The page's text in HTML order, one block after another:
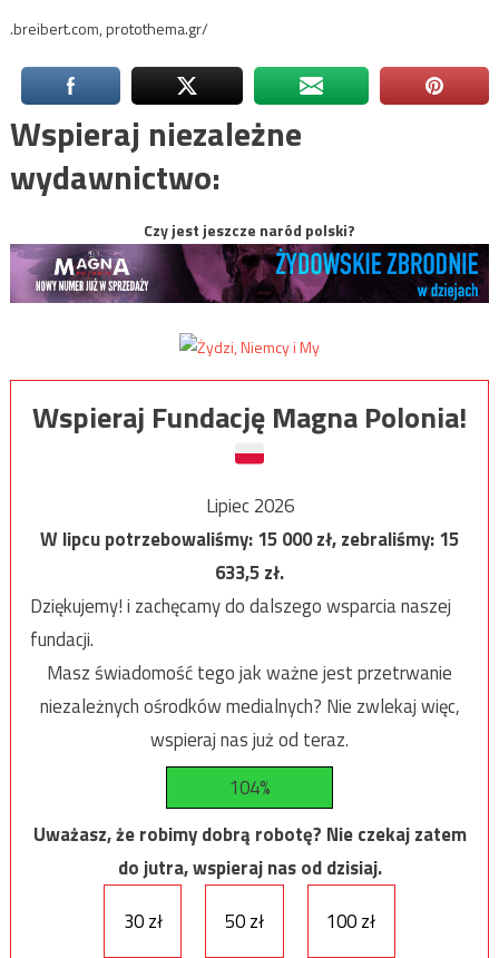
.breibert.com, protothema.gr/
Wspieraj niezależne
wydawnictwo:
Czy jest jeszcze naród polski?
Wspieraj Fundację Magna Polonia!
Lipiec 2026
W lipcu potrzebowaliśmy:15 000zł, zebraliśmy:15
633,5zł.
Dziękujemy! i zachęcamy do dalszego wsparcia naszej
fundacji.
Masz świadomość tego jak ważne jest przetrwanie
niezależnych ośrodków medialnych? Nie zwlekaj więc,
wspieraj nas już od teraz.
104%
Uważasz, że robimy dobrą robotę? Nie czekaj zatem
do jutra, wspieraj nas od dzisiaj.
30 zł
50 zł 100 zł